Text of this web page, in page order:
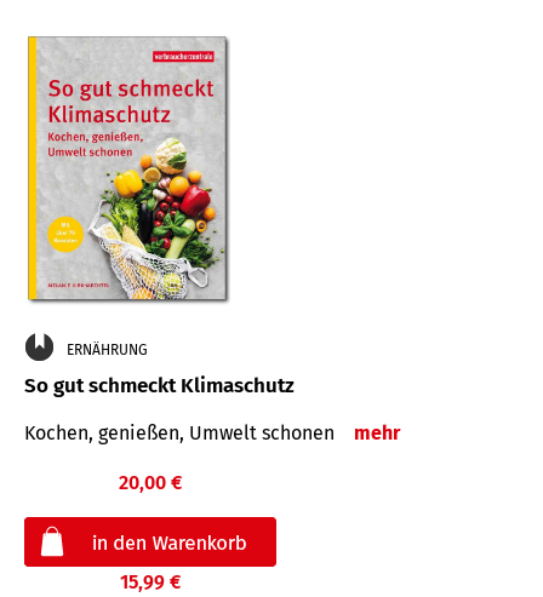
ERNÄHRUNG
So gut schmeckt Klimaschutz
Kochen, genießen, Umwelt schonen mehr
20,00 €
15,99 €